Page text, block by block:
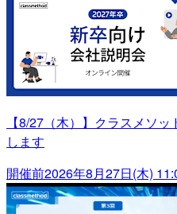
【8/27（木）】クラスメソ
します
開催前2026年8月27日(木)